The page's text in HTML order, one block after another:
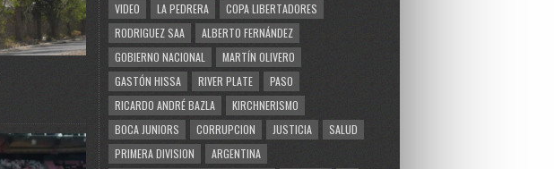
VIDEO
LA PEDRERA
COPA LIBERTADORES
RODRIGUEZ SAA
ALBERTO FERNÁNDEZ
GOBIERNO NACIONAL
MARTÍN OLIVERO
GASTÓN HISSA
RIVER PLATE
PASO
RICARDO ANDRÉ BAZLA
KIRCHNERISMO
BOCA JUNIORS
CORRUPCION JUSTICIA
SALUD
PRIMERA DIVISION
ARGENTINA